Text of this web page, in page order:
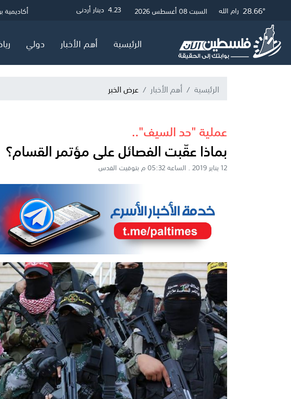
31.39° غزة 28.9° القدس28.66° رام الله السبت 08 أغسطس 2026 3 دولار أمريكي4.05 جنيه إسترليني 4.23 دينار أردني انتحارات
وثيقة
أكاديمية
الرئيسية أهم الأخبار دولي
الرئيسية أهم الأخبار عرض الخبر
عملية "حد السيف"..
بماذا عقّبت الفصائل على مؤتمر القسام؟
12 يناير 2019 . الساعة 05:32 م بتوقيت القدس